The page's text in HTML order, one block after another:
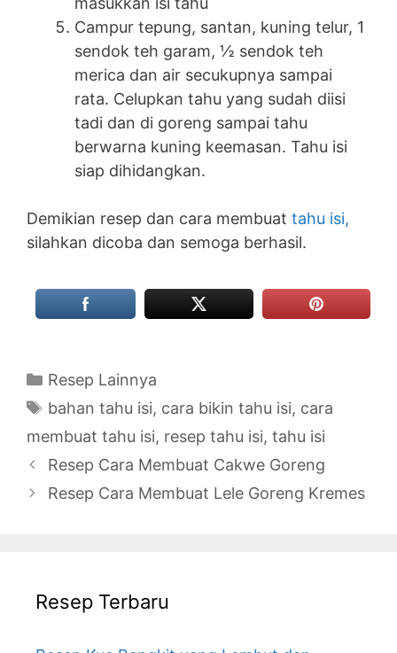
Campur tepung, santan, kuning telur, 1
sendok teh garam, ½ sendok teh
merica dan air secukupnya sampai
rata. Celupkan tahu yang sudah diisi
tadi dan di goreng sampai tahu
berwarna kuning keemasan. Tahu isi
siap dihidangkan.
Demikian resep dan cara membuat tahu isi,
silahkan dicoba dan semoga berhasil.
Categories
Resep Lainnya
Tags
bahan tahu isi, cara bikin tahu isi, cara
membuat tahu isi, resep tahu isi, tahu isi
Resep Cara Membuat Cakwe Goreng
Resep Cara Membuat Lele Goreng Kremes
Resep Terbaru